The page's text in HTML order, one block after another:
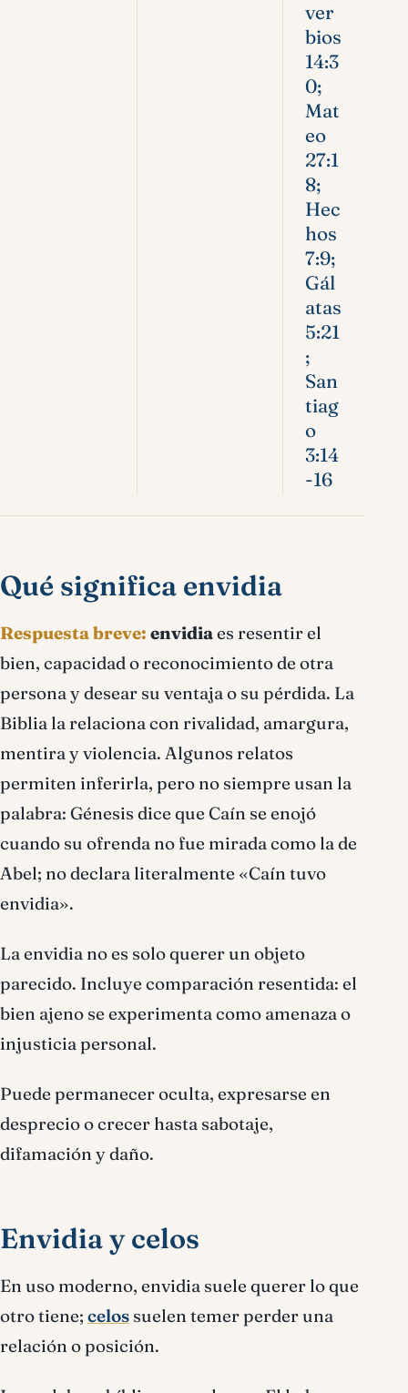
ver
bios
14:3
0;
Mat
eo
27:1
8;
Hec
hos
7:9;
Gál
atas
5:21
;
San
tiag
o
3:14
-16
Qué significa envidia
Respuesta breve: envidiaes resentir el
bien, capacidad o reconocimiento de otra
persona y desear su ventaja o su pérdida. La
Biblia la relaciona con rivalidad, amargura,
mentira y violencia. Algunos relatos
permiten inferirla, pero no siempre usan la
palabra: Génesis dice que Caín se enojó
cuando su ofrenda no fue mirada como la de
Abel; no declara literalmente «Caín tuvo
envidia».
La envidia no es solo querer un objeto
parecido. Incluye comparación resentida: el
bien ajeno se experimenta como amenaza o
injusticia personal.
Puede permanecer oculta, expresarse en
desprecio o crecer hasta sabotaje,
difamación y daño.
Envidia y celos
En uso moderno, envidia suele querer lo que
otro tiene; celos suelen temer perder una
relación o posición.